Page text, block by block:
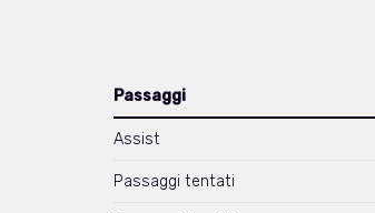
Passaggi
Assist
Passaggi tentati